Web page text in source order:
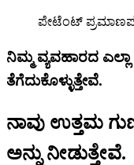
ಪೇಟೆಂಟ್
ನಿಮ್ಮ ವ್ಯವಹಾರದ
ತೆಗೆದುಕೊಳ್ಳುತ್ತೇವೆ.
ನಾವು ಉತ್ತಮ
ಅನ್ನು ನೀಡುತ್ತೇವೆ.